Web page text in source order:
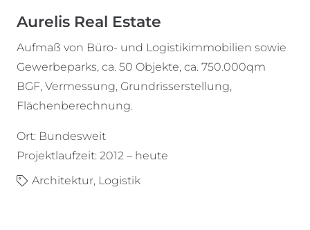
Aurelis Real Estate
Aufmaß von Büro- und Logistikimmobilien sowie
Gewerbeparks, ca. 50 Objekte, ca. 750.000qm
BGF, Vermessung, Grundrisserstellung,
Flächenberechnung.
Ort: Bundesweit
Projektlaufzeit: 2012 – heute
Architektur, Logistik